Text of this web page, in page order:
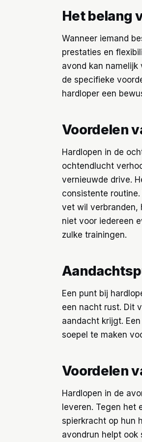
Het belang
Wanneer iemand
prestaties en
avond kan
de specifieke
hardloper een
Voordelen
Hardlopen in de
ochtendlucht
vernieuwde drive.
consistente
vet wil verbranden,
niet voor iedereen
zulke trainingen.
Een punt bij
een nacht rust. Dit
aandacht krijgt.
soepel te maken
Voordelen
Hardlopen in de
leveren. Tegen het
spierkracht op hun
avondrun helpt